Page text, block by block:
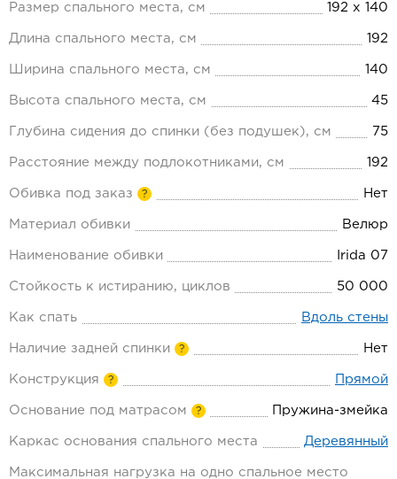
Размер спального места, см 192 х 140
Длина спального места, см 192
Ширина спального места, см 140
Высота спального места, см 45
Глубина сидения до спинки (без подушек), см 75
Расстояние между подлокотниками, см 192
Обивка под заказ ? Нет
Материал обивки Велюр
Наименование обивки Irida 07
Стойкость к истиранию, циклов 50 000
Как спать Вдоль стены
Наличие задней спинки ? Нет
Конструкция ? Прямой
Основание под матрасом ? Пружина-змейка
Каркас основания спального места Деревянный
Максимальная нагрузка на одно спальное место